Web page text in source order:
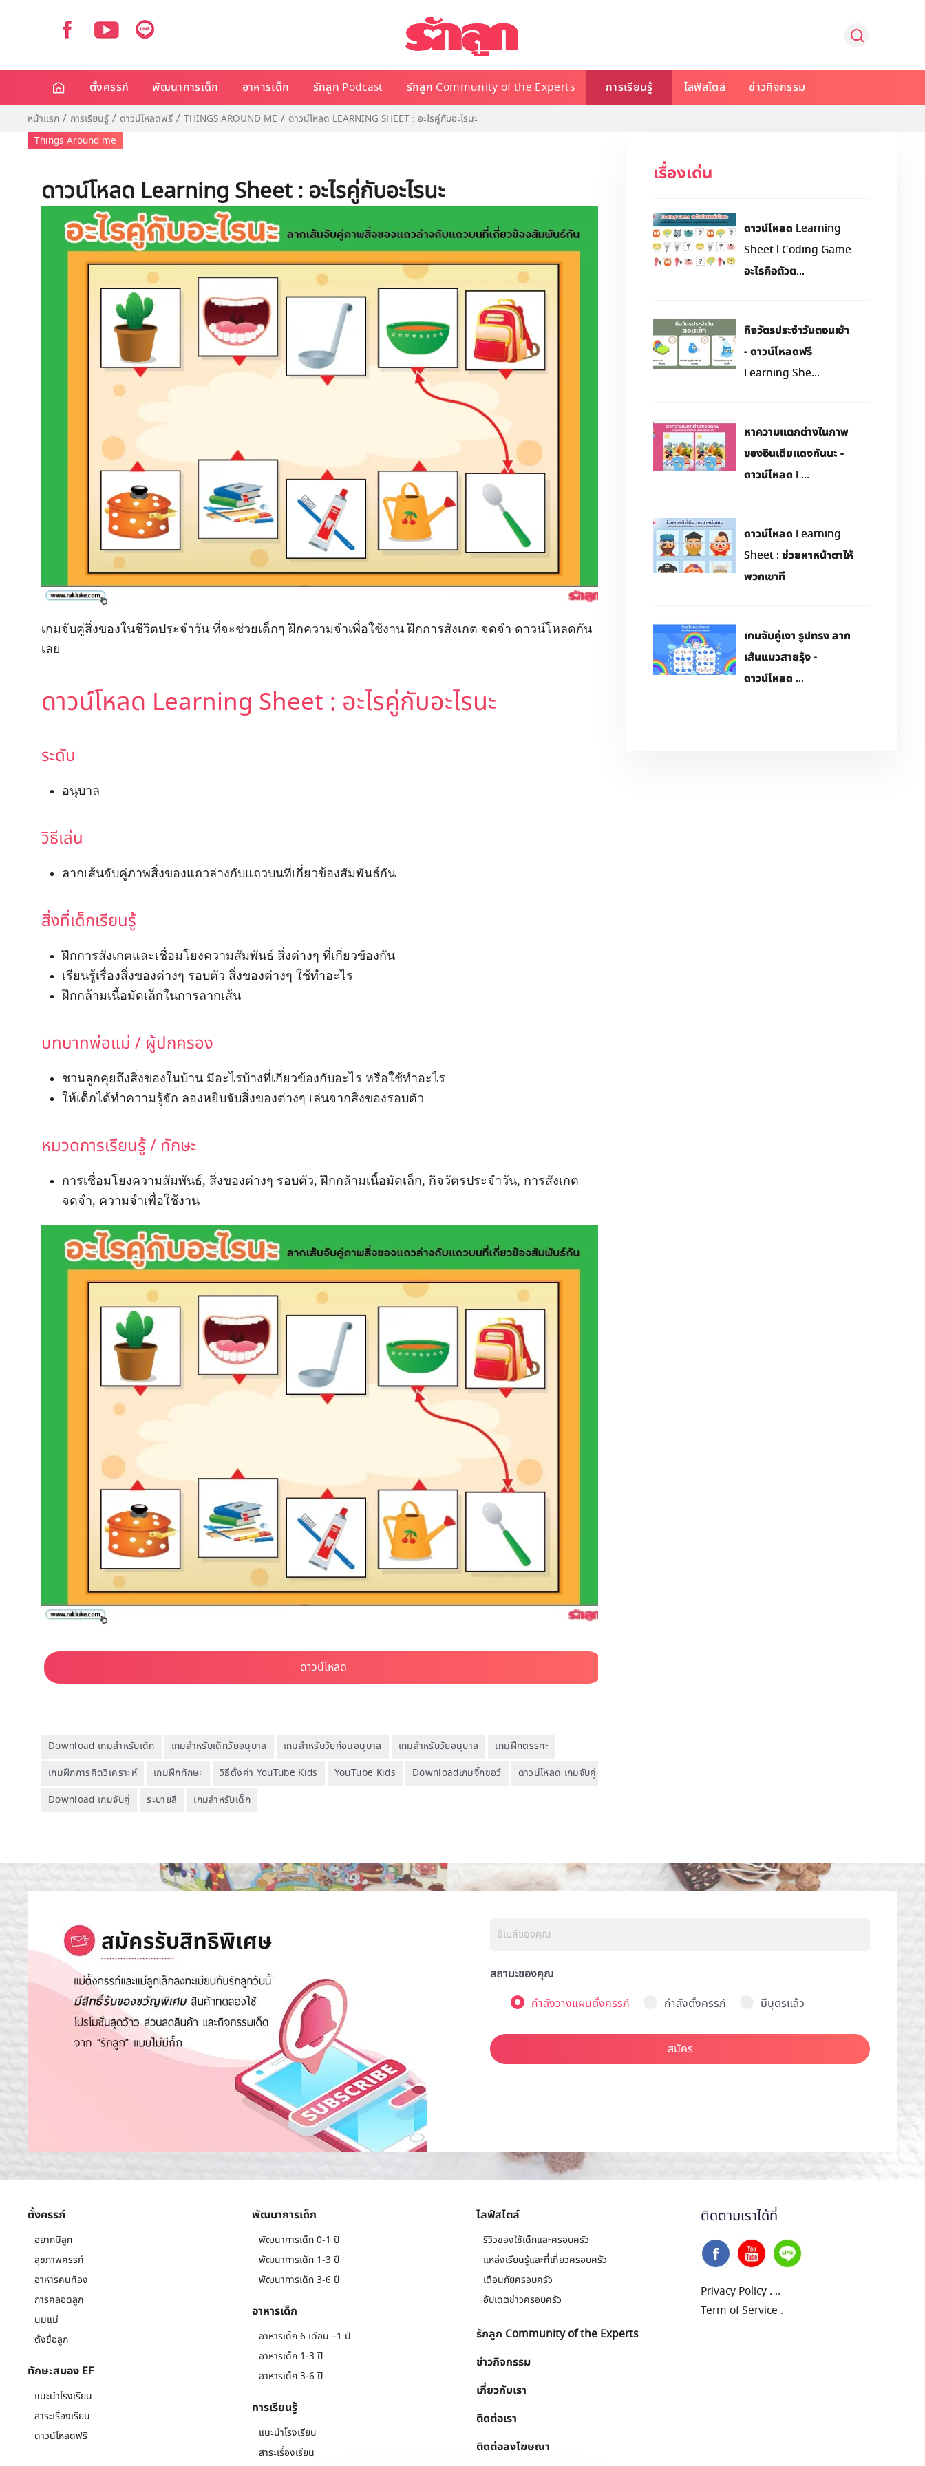
ตั้งครรภ์ พัฒนาการเด็ก อาหารเด็ก รักลูก Podcast รักลูก Community of the Experts การเรียนรู้ ไลฟ์สไตล์ ข่าวกิจกรรม
หน้าแรก การเรียนรู้ ดาวน์โหลดฟรี THINGS AROUND ME
ดาวน์โหลด LEARNING SHEET : อะไรคู่กับอะไรนะ
Things Around me
ดาวน์โหลด Learning Sheet : อะไรคู่กับอะไรนะ
เกมจับคู่สิ่งของในชีวิตประจำวัน ที่จะช่วยเด็กๆ ฝึกความจำเพื่อใช้งาน ฝึกการสังเกต จดจำ ดาวน์โหลดกัน
เลย
ดาวน์โหลด Learning Sheet : อะไรคู่กับอะไรนะ
ระดับ
อนุบาล
วิธีเล่น
ลากเส้นจับคู่ภาพสิ่งของแถวล่างกับแถวบนที่เกี่ยวข้องสัมพันธ์กัน
สิ่งที่เด็กเรียนรู้
ฝึกการสังเกตและเชื่อมโยงความสัมพันธ์ สิ่งต่างๆ ที่เกี่ยวข้องกัน
เรียนรู้เรื่องสิ่งของต่างๆ รอบตัว สิ่งของต่างๆ ใช้ทำอะไร
ฝึกกล้ามเนื้อมัดเล็กในการลากเส้น
บทบาทพ่อแม่ / ผู้ปกครอง
ชวนลูกคุยถึงสิ่งของในบ้าน มีอะไรบ้างที่เกี่ยวข้องกับอะไร หรือใช้ทำอะไร
ให้เด็กได้ทำความรู้จัก ลองหยิบจับสิ่งของต่างๆ เล่นจากสิ่งของรอบตัว
หมวดการเรียนรู้ / ทักษะ
การเชื่อมโยงความสัมพันธ์, สิ่งของต่างๆ รอบตัว, ฝึกกล้ามเนื้อมัดเล็ก, กิจวัตรประจำวัน, การสังเกต
จดจำ, ความจำเพื่อใช้งาน
Download เกมสำหรับเด็ก เกมสำหรับเด็กวัยอนุบาล เกมสำหรับวัยก่อนอนุบาล เกมสำหรับวัยอนุบาล
เกมฝึกตรรกะ
เกมฝึกการคิดวิเคราะห์
เกมฝึกทักษะ วิธีตั้งค่า YouTube Kids YouTube Kids Downloadเกมจิ๊กซอว์
ดาวน์โหลด เกมจับคู่
Download เกมจับคู่
ระบายสี เกมสำหรับเด็ก
เรื่องเด่น
ดาวน์โหลด Learning
Sheet l Coding Game
อะไรคือตัวต...
กิจวัตรประจำวันตอนเช้า
- ดาวน์โหลดฟรี
Learning She...
หาความแตกต่างในภาพ
ของอินเดียแดงกันนะ -
ดาวน์โหลด L...
ดาวน์โหลด Learning
Sheet : ช่วยหาหน้าตาให้
พวกเขาที
เกมจับคู่เงา รูปทรง ลาก
เส้นแมวสายรุ้ง -
ดาวน์โหลด ...
สถานะของคุณ
กำลังวางแผนตั้งครรภ์
กำลังตั้งครรภ์ มีบุตรแล้ว
สมัคร
ตั้งครรภ์
อยากมีลูก
สุขภาพครรภ์
อาหารคนท้อง
การคลอดลูก
นมแม่
ตั้งชื่อลูก
ทักษะสมอง EF
แนะนำโรงเรียน
สาระเรื่องเรียน
ดาวน์โหลดฟรี
พัฒนาการเด็ก
พัฒนาการเด็ก 0-1 ปี
พัฒนาการเด็ก 1-3 ปี
พัฒนาการเด็ก 3-6 ปี
อาหารเด็ก
อาหารเด็ก 6 เดือน –1 ปี
อาหารเด็ก 1-3 ปี
อาหารเด็ก 3-6 ปี
การเรียนรู้
แนะนำโรงเรียน
สาระเรื่องเรียน
ไลฟ์สไตล์
รีวิวของใช้เด็กและครอบครัว
แหล่งเรียนรู้และที่เที่ยวครอบครัว
เตือนภัยครอบครัว
อัปเดตข่าวครอบครัว
รักลูก Community of the Experts
ข่าวกิจกรรม
เกี่ยวกับเรา
ติดต่อเรา
ติดต่อลงโฆษณา
ติดตามเราได้ที่
Privacy Policy . ..
Term of Service .